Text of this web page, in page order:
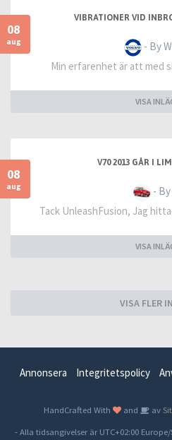
08
aug
VIBRATIONER VID
- By
Min erfarenhet är att med
VISA
08
aug
V70 2013 GÅR I
- By
Tack UnleashFusion, Jag
VISA
VISA FLER
Annonsera Integritetspolicy
HandCrafted With and av
- Alla tidsangivelser är UTC+02:00